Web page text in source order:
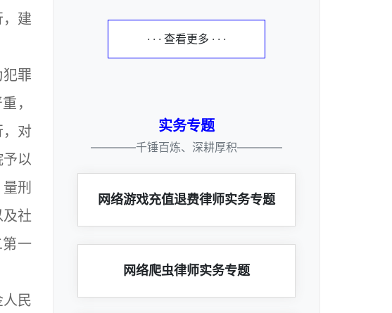
建
罪
，
对
以
刑
社
一
民
· · · 查看更多 · · ·
实务专题
————千锤百炼、深耕厚积————
网络游戏充值退费律师实务专题
网络爬虫律师实务专题